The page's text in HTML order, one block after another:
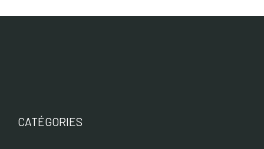
CATÉGORIES